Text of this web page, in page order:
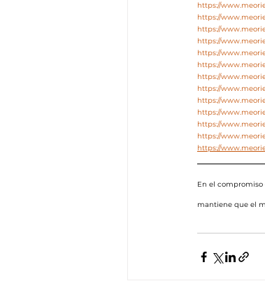
https://
https://
https://
https://
https://
https://
https://
https://
https://
https://
https://
https://
https://
En el compromiso
mantiene que el